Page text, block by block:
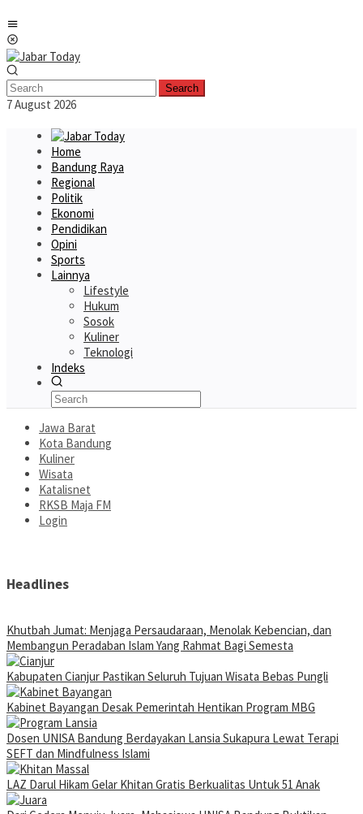
to
content
Search
7 August 2026
Home
Bandung Raya
Regional
Politik
Ekonomi
Pendidikan
Opini
Sports
Lainnya
Lifestyle
Hukum
Sosok
Kuliner
Teknologi
Indeks
Jawa Barat
Kota Bandung
Kuliner
Wisata
Katalisnet
RKSB Maja FM
Login
Headlines
Khutbah Jumat: Menjaga Persaudaraan, Menolak Kebencian, dan
Membangun Peradaban Islam Yang Rahmat Bagi Semesta
Kabupaten Cianjur Pastikan Seluruh Tujuan Wisata Bebas Pungli
Kabinet Bayangan Desak Pemerintah Hentikan Program MBG
Dosen UNISA Bandung Berdayakan Lansia Sukapura Lewat Terapi
SEFT dan Mindfulness Islami
LAZ Darul Hikam Gelar Khitan Gratis Berkualitas Untuk 51 Anak